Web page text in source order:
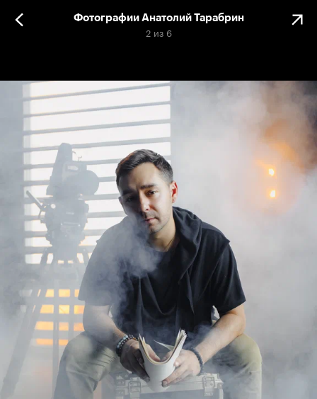
Фотографии Анатолий Тарабрин
2 из 6